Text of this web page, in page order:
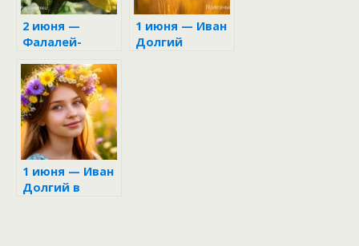
2 июня —
Фалалей-
1 июня — Иван
Долгий
1 июня — Иван
Долгий в